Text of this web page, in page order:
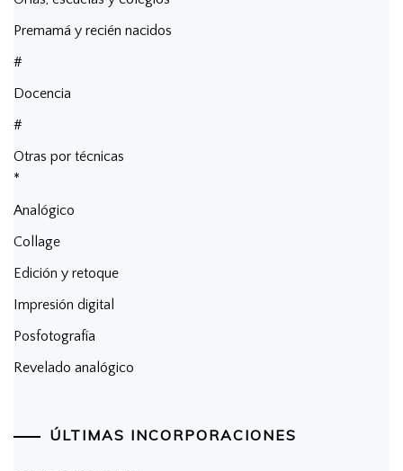
Premamá y recién nacidos
#
Docencia
#
Otras por técnicas
*
Analógico
Collage
Edición y retoque
Impresión digital
Posfotografía
Revelado analógico
ÚLTIMAS INCORPORACIONES